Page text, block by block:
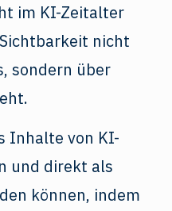
im KI-Zeitalter
nicht
sondern über
Inhalte von KI-
und direkt als
können, indem